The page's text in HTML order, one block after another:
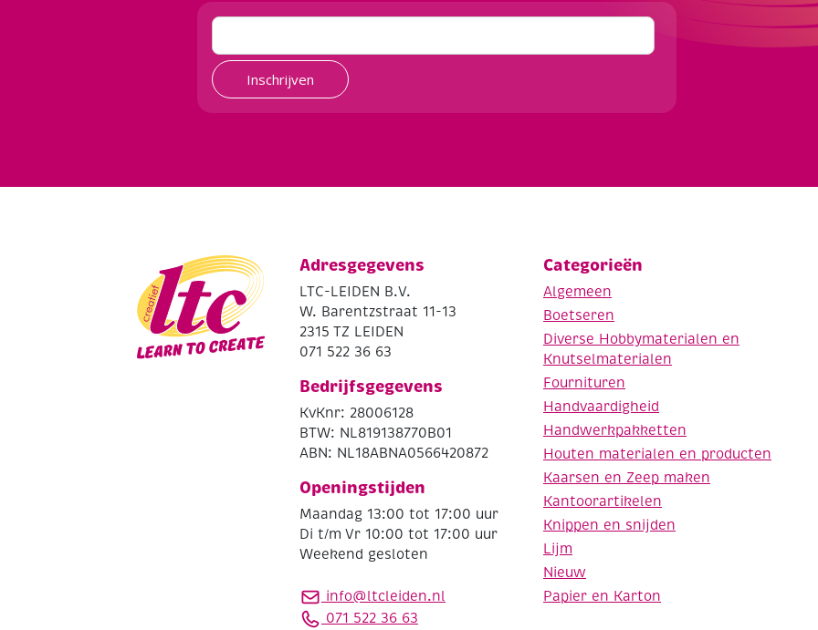
Inschrijven
Adresgegevens
LTC-LEIDEN B.V.
W. Barentzstraat 11-13
2315 TZ LEIDEN
071 522 36 63
Bedrijfsgegevens
KvKnr: 28006128
BTW: NL819138770B01
ABN: NL18ABNA0566420872
Openingstijden
Maandag 13:00 tot 17:00 uur
Di t/m Vr 10:00 tot 17:00 uur
Weekend gesloten
info@ltcleiden.nl
071 522 36 63
Categorieën
Algemeen
Boetseren
Diverse Hobbymaterialen en
Knutselmaterialen
Fournituren
Handvaardigheid
Handwerkpakketten
Houten materialen en producten
Kaarsen en Zeep maken
Kantoorartikelen
Knippen en snijden
Lijm
Nieuw
Papier en Karton